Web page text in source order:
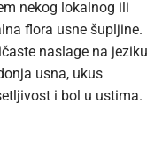
nekog lokalnog ili
flora usne šupljine.
naslage na jeziku
usna, ukus
i bol u ustima.